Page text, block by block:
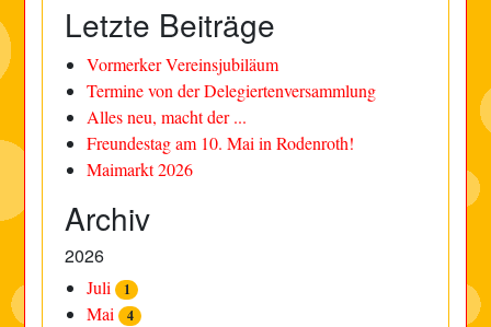
Letzte Beiträge
Vormerker Vereinsjubiläum
Termine von der Delegiertenversammlung
Alles neu, macht der ...
Freundestag am 10. Mai in Rodenroth!
Maimarkt 2026
Archiv
2026
Juli 1
Mai 4